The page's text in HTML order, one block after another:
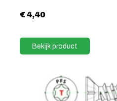
€4,40
Bekijk product